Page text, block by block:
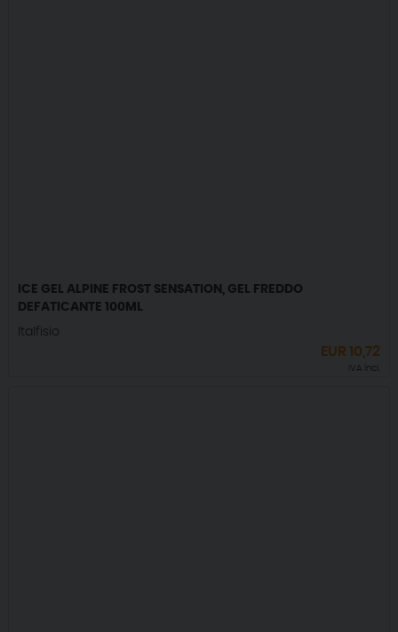
ICE GEL ALPINE FROST SENSATION, GEL FREDDO
DEFATICANTE 100ML
Italfisio
EUR10,72
IVA incl.